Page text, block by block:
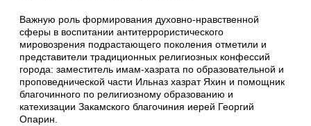
Важную роль формирования духовно-нравственной
сферы в воспитании антитеррористического
мировозрения подрастающего поколения отметили и
представители традиционных религиозных конфессий
города: заместитель имам-хазрата по образовательной и
проповеднической части Ильназ хазрат Яхин и помощник
благочинного по религиозному образованию и
катехизации Закамского благочиния иерей Георгий
Опарин.